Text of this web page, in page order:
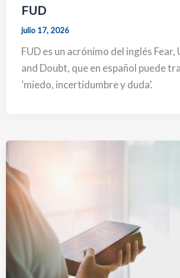
FUD
julio 17, 2026
FUD es un acrónimo del inglés
and Doubt, que en español puede
‘miedo, incertidumbre y duda’.